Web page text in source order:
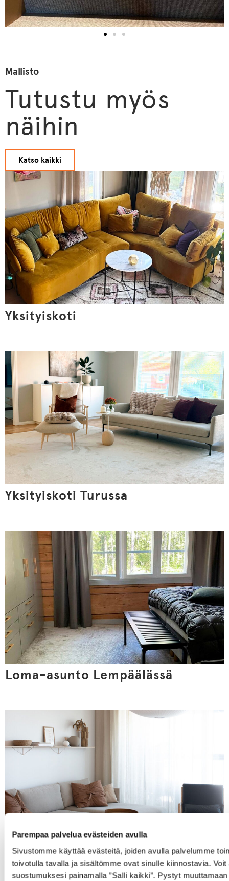
Parempaa palvelua evästeiden avulla
Sivustomme käyttää evästeitä, joiden avulla palvelumme
toivotulla tavalla ja sisältömme ovat sinulle kiinnostavia. Voit
suostumuksesi painamalla ”Salli kaikki”. Pystyt muuttamaan
Mallisto
Tutustu myös
näihin
Katso kaikki
Yksityiskoti
Yksityiskoti Turussa
Loma-asunto Lempäälässä
Yksityiskoti Helsingissä